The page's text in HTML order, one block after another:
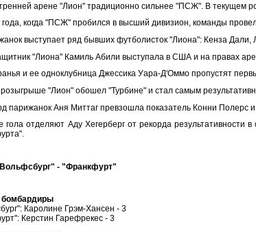
арене "Лион" традиционно сильнее "ПСЖ". В текущем
года, когда "ПСЖ" пробился в высший дивизион, команды
выступает ряд бывших футболисток "Лиона": Кенза
"Лиона" Камиль Абили выступала в США и на правах
и ее одноклубница Джессика Уара-Д'Оммо пропустят
розыгрыше "Лион" обошел "Турбине" и стал самым
парижанок Аня Миттаг превзошла показатель Конни Полерс
гола отделяют Аду Хегерберг от рекорда
- "Франкфурт"
Каролине Грэм-Хансен - 3
Керстин Гарефрекес - 3